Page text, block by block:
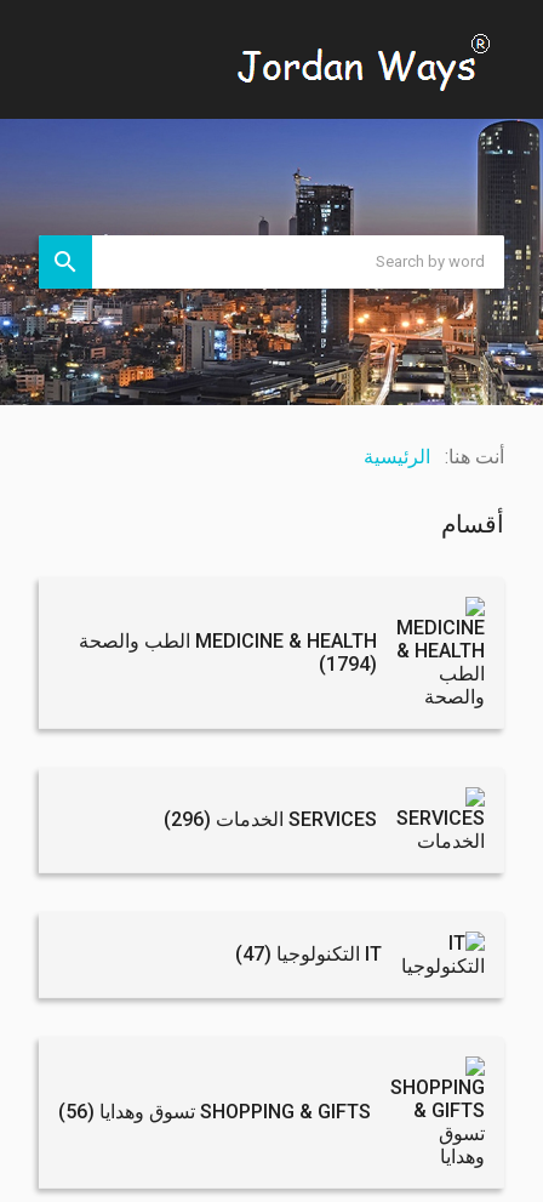
أنت هنا: الرئيسية
أقسام
MEDICINE & HEALTH الطب والصحة
(1794)
SERVICES الخدمات (296)
IT التكنولوجيا (47)
SHOPPING & GIFTS تسوق وهدايا (56)